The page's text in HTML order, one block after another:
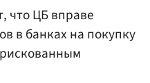
что ЦБ вправе
в банках на покупку